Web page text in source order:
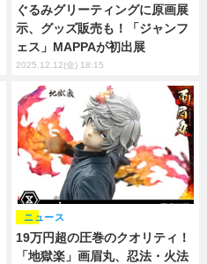
ぐるみグリーティングに原画展
示、グッズ販売も！「ジャンフ
ェス」MAPPAが初出展
2025.12.12(金) 18:15
19万円超の圧巻のクオリティ！
「地獄楽」画眉丸、忍法・火法
ニュース